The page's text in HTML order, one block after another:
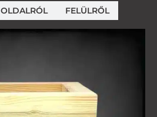
OLDALRÓL FELÜLRŐL